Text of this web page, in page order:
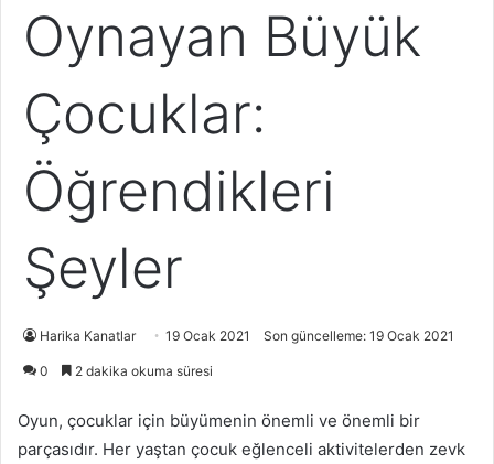
Oynayan Büyük
Çocuklar:
Öğrendikleri
Şeyler
Harika Kanatlar 19 Ocak 2021 Son güncelleme: 19 Ocak 2021
0 2 dakika okuma süresi
Oyun, çocuklar için büyümenin önemli ve önemli bir
parçasıdır. Her yaştan çocuk eğlenceli aktivitelerden zevk